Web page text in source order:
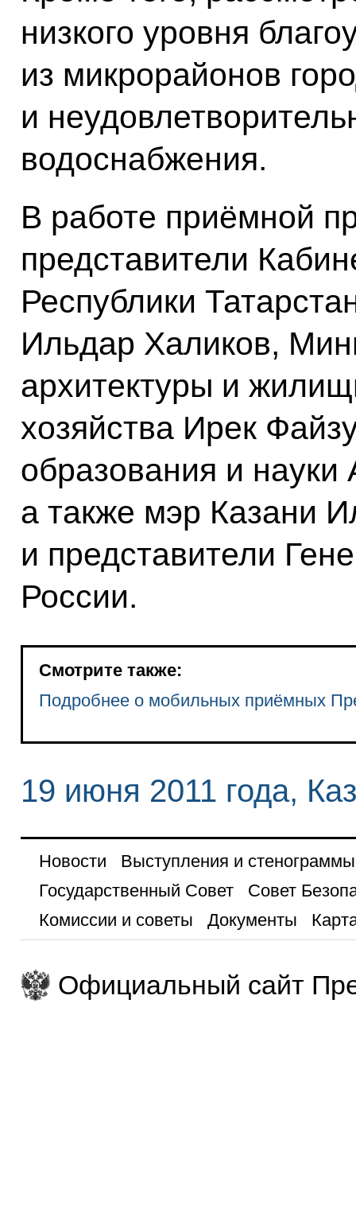
низкого уровня
из микрорайонов
и
водоснабжения.
В работе приёмной
представители
Республики
Ильдар Халиков,
архитектуры и
хозяйства Ирек
образования и науки
а также мэр Казани
и представители
России.
Смотрите также:
Подробнее о мобильных приёмных
19 июня 2011 года,
Новости
Выступления и стенограммы
Государственный Совет
Совет
Комиссии и советы
Документы
Официальный сайт